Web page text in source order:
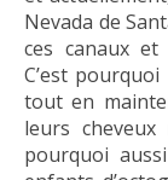
Nevada de
ces canaux et
C’est
tout en
leurs
pourquoi